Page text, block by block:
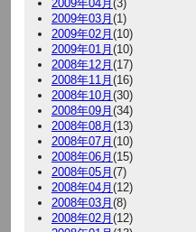
2009年04月(3)
2009年03月(1)
2009年02月(10)
2009年01月(10)
2008年12月(17)
2008年11月(16)
2008年10月(30)
2008年09月(34)
2008年08月(13)
2008年07月(10)
2008年06月(15)
2008年05月(7)
2008年04月(12)
2008年03月(8)
2008年02月(12)